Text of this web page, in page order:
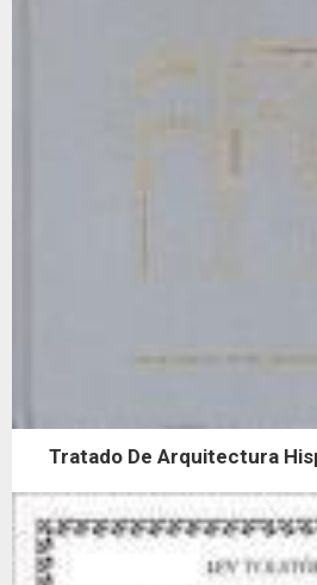
Tratado De Arquitectura